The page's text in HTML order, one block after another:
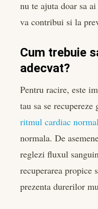
nu te ajuta doar sa
va contribui si la
Cum trebuie
adecvat?
Pentru racire, este
tau sa se
ritmul cardiac normal
normala. De
reglezi fluxul
recuperarea propice
prezenta durerilor